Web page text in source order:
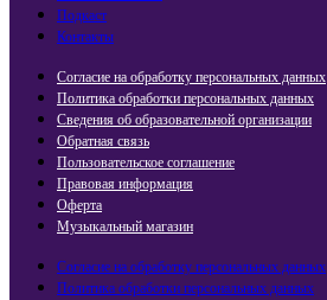
Подкаст
Контакты
Согласие на обработку персональных данных
Политика обработки персональных данных
Сведения об образовательной организации
Обратная связь
Пользовательское соглашение
Правовая информация
Оферта
Музыкальный магазин
Согласие на обработку персональных данных
Политика обработки персональных данных